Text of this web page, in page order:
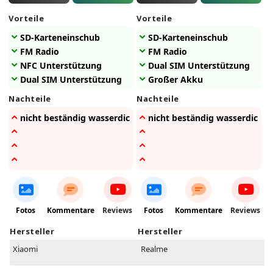
Vorteile
SD-Karteneinschub
FM Radio
NFC Unterstützung
Dual SIM Unterstützung
Nachteile
nicht beständig wasserdicht
Fotos Kommentare Reviews
Hersteller
Xiaomi
Vorteile
SD-Karteneinschub
FM Radio
Dual SIM Unterstützung
Großer Akku
Nachteile
nicht beständig wasserdicht
Fotos Kommentare Reviews
Hersteller
Realme